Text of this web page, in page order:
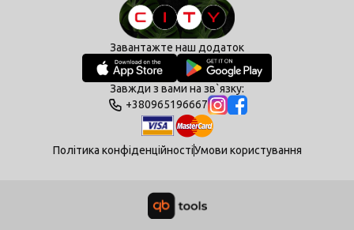
Завантажте наш додаток
Завжди з вами на зв`язку:
+380965196667
Політика конфіденційностіУмови користування